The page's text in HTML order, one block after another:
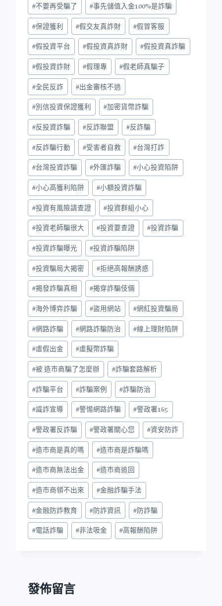
#不要再受騙了 #事先儲值入金100%是詐騙
#保證獲利 #假交友真詐財 #假冒客服
#假投資平台 #假投資真詐財 #假投資真詐騙
#假投資詐財 #假理專 #假老師真騙子
#全民反詐 #出金審核不過
#別信投資保證獲利 #加密貨幣詐騙
#反投資詐騙 #反詐聯盟 #反詐騙
#反詐騙行動 #受害者自救 #台灣打詐
#台灣投資詐騙 #外匯詐騙 #小心投資陷阱
#小心高獲利陷阱 #小額投資詐騙
#投資有風險請查證 #投資群組小心
#投資老師騙很大 #投資要查證 #投資詐騙
#投資詐騙曝光 #投資詐騙陷阱
#投資騙局大揭密 #拒絕高報酬誘惑
#揭發詐騙真相 #揭穿詐騙伎倆
#海外博弈詐騙 #盜用網站 #網紅投資騙局
#網路詐騙 #網路詐騙防治 #線上理財陷阱
#虛假出金 #虛擬幣詐騙
#被 造市商騙了怎麼辦 #詐騙套路解析
#詐騙平台 #詐騙案例 #詐騙防治
#識詐宣導 #警惕網路詐騙 #警政署165
#警政署反詐騙 #警政署關心您 #資安防詐
#造市商是真的嗎 #造市商是詐騙嗎
#造市商無法出金 #造市商追回
#造市商領不出來 #金融詐騙手法
#金融防詐教育 #防詐資訊 #防詐騙
#電話詐騙 #非法吸金 #高報酬陷阱
發佈留言